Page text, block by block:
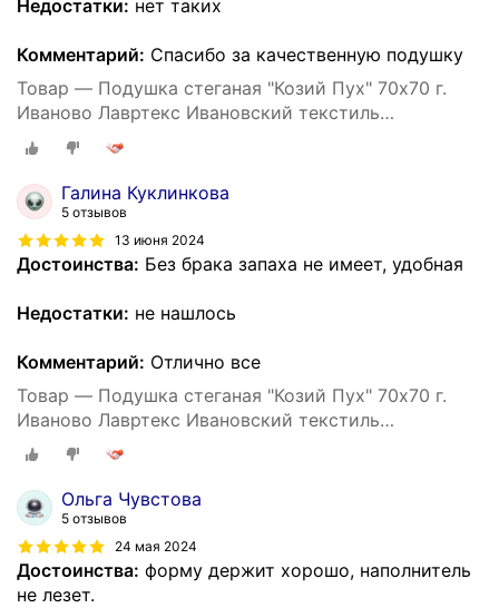
Недостатки: нет таких
Комментарий: Спасибо за качественную подушку
Товар — Подушка стеганая "Козий Пух" 70х70 г.
Иваново Лавртекс Ивановский текстиль
(микрофайбер) ультра-степ
Галина Куклинкова
5 отзывов
13 июня 2024
Достоинства: Без брака запаха не имеет, удобная
Недостатки: не нашлось
Комментарий: Отлично все
Товар — Подушка стеганая "Козий Пух" 70х70 г.
Иваново Лавртекс Ивановский текстиль
(микрофайбер) ультра-степ
Ольга Чувстова
5 отзывов
24 мая 2024
Достоинства: форму держит хорошо, наполнитель
не лезет.